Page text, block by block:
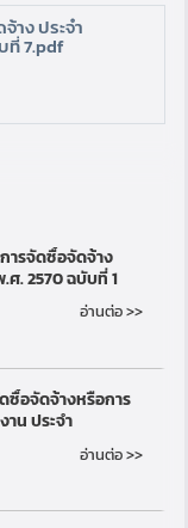
าง ประจำ
ที่ 7.pdf
ารจัดซื้อจัดจ้าง
ศ. 2570 ฉบับที่ 1
อ่านต่อ >>
ซื้อจัดจ้างหรือการ
น ประจำ
อ่านต่อ >>